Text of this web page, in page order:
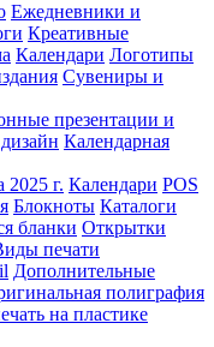
Ежедневники и
Креативные
Календари Логотипы
Сувениры и
презентации и
Календарная
2025 г. Календари POS
Блокноты Каталоги
бланки Открытки
печати
Дополнительные
полиграфия
на пластике